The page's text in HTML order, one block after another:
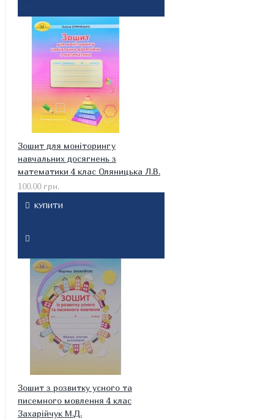
Зошит для моніторингу
навчальних досягнень з
математики 4 клас Оляницька Л.В.
100.00 грн.
КУПИТИ
Зошит з розвитку усного та
писемного мовлення 4 клас
Захарійчук М.Д.